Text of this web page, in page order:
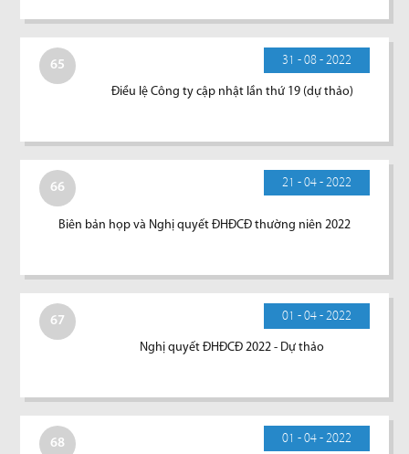
65 31 - 08 - 2022
Điều lệ Công ty cập nhật lần thứ 19 (dự thảo)
66 21 - 04 - 2022
Biên bản họp và Nghị quyết ĐHĐCĐ thường niên 2022
67 01 - 04 - 2022
Nghị quyết ĐHĐCĐ 2022 - Dự thảo
68 01 - 04 - 2022